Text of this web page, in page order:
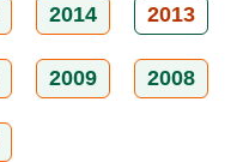
2014 2013
2009 2008